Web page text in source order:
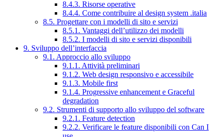
8.4.3. Risorse operative
8.4.4. Come contribuire al design system .italia
8.5. Progettare con i modelli di sito e servizi
8.5.1. Vantaggi dell’utilizzo dei modelli
8.5.2. I modelli di sito e servizi disponibili
9. Sviluppo dell’interfaccia
9.1. Approccio allo sviluppo
9.1.1. Attività preliminari
9.1.2. Web design responsivo e accessibile
9.1.3. Mobile first
9.1.4. Progressive enhancement e Graceful
degradation
9.2. Strumenti di supporto allo sviluppo del software
9.2.1. Feature detection
9.2.2. Verificare le feature disponibili con Can I